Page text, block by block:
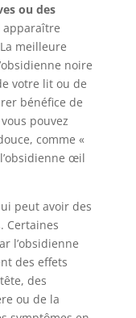
ou des
meilleure
noire
votre lit ou de
bénéfice de
pouvez
comme «
œil
peut avoir des
Certaines
l’obsidienne
des effets
des
ou de la